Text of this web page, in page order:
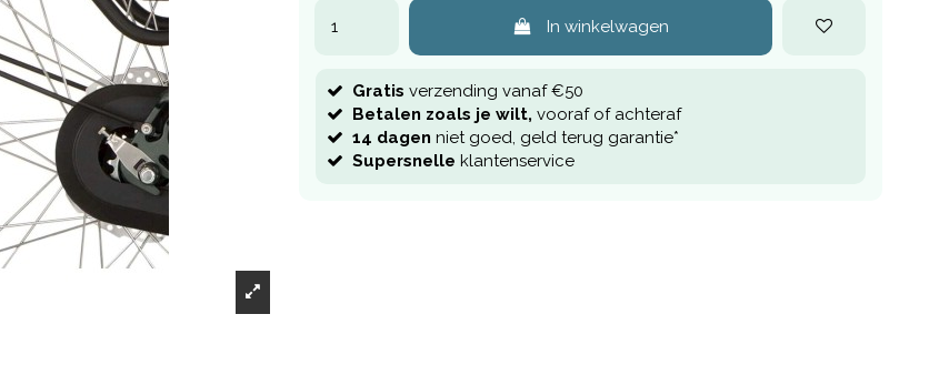
In winkelwagen
Gratis verzending vanaf €50
Betalen zoals je wilt, vooraf of achteraf
14 dagen niet goed, geld terug garantie*
Supersnelle klantenservice